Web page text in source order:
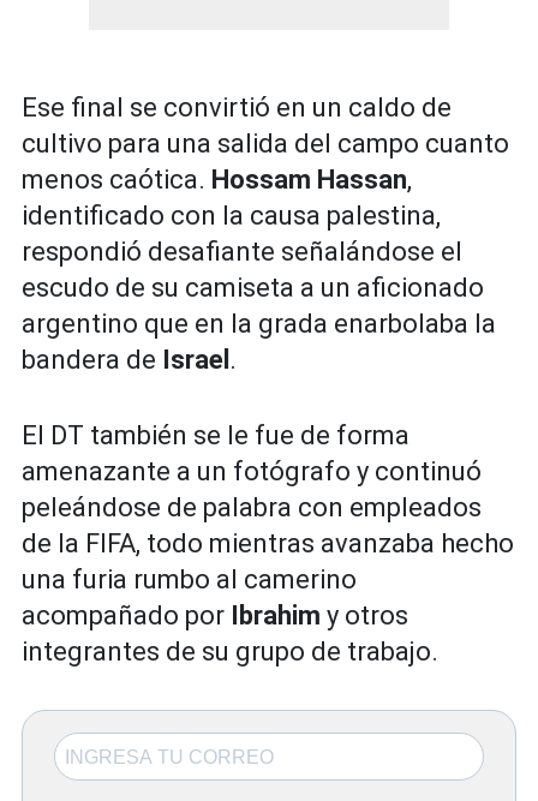
Ese final se convirtió en un caldo de
cultivo para una salida del campo cuanto
menos caótica. Hossam Hassan,
identificado con la causa palestina,
respondió desafiante señalándose el
escudo de su camiseta a un aficionado
argentino que en la grada enarbolaba la
bandera de Israel .
El DT también se le fue de forma
amenazante a un fotógrafo y continuó
peleándose de palabra con empleados
de la FIFA, todo mientras avanzaba hecho
una furia rumbo al camerino
acompañado por Ibrahim y otros
integrantes de su grupo de trabajo.